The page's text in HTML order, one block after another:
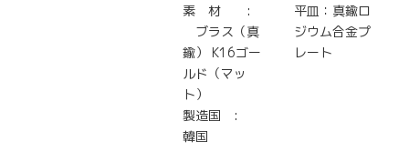
素 材 :
ブラス（真
鍮） K16ゴー
ルド（マッ
ト）
製造国 :
韓国
平皿：真鍮ロ
ジウム合金プ
レート